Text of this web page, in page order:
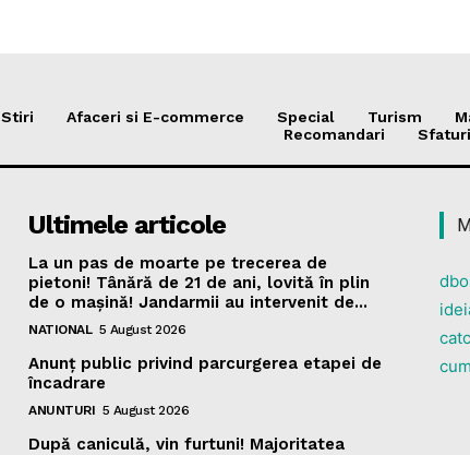
Stiri Afaceri si E-commerce Special Turism
Recomandari
Sfaturi
Ultimele articole
La un pas de moarte pe trecerea de
pietoni! Tânără de 21 de ani, lovită în plin
de o mașină! Jandarmii au intervenit de...
NATIONAL 5 August 2026
Anunț public privind parcurgerea etapei de
încadrare
ANUNTURI 5 August 2026
După caniculă, vin furtuni! Majoritatea